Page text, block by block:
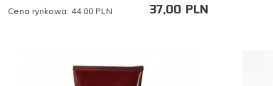
37,00 PLN
Cena rynkowa: 44.00 PLN